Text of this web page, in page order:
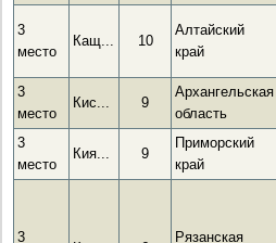
3
место
Кащ... 10
Алтайский
край
3
место
Кис... 9
Архангельская
область
3
место
Кия... 9
Приморский
край
3
Рязанская